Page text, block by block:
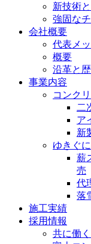
新技術
強固な
会社概要
代表メ
概要
沿革と
事業内容
コンク
二
ア
新
ゆきぐ
薪
売
代
落
施工実績
採用情報
共に働